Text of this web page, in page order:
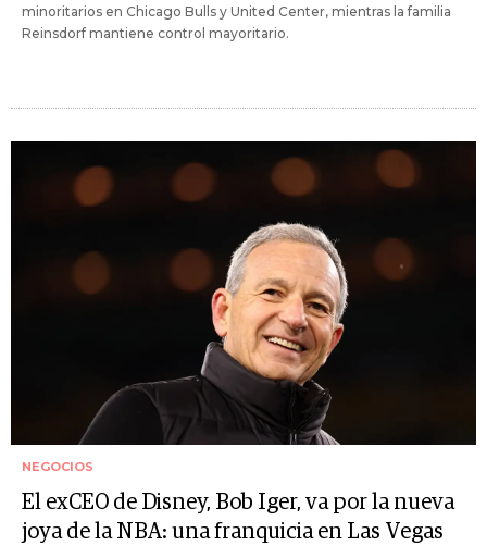
minoritarios en Chicago Bulls y United Center, mientras la familia
Reinsdorf mantiene control mayoritario.
NEGOCIOS
El exCEO de Disney, Bob Iger, va por la nueva
joya de la NBA: una franquicia en Las Vegas